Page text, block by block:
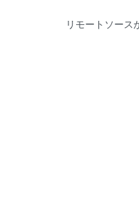
リモートソース